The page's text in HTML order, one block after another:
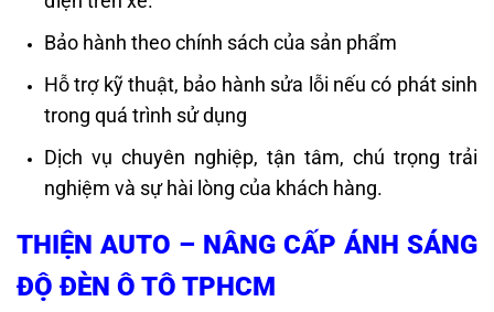
Bảo hành theo chính sách của sản phẩm
Hỗ trợ kỹ thuật, bảo hành sửa lỗi nếu có phát sinh
trong quá trình sử dụng
Dịch vụ chuyên nghiệp, tận tâm, chú trọng trải
nghiệm và sự hài lòng của khách hàng.
THIỆN AUTO – NÂNG CẤP ÁNH SÁNG
ĐỘ ĐÈN Ô TÔ TPHCM